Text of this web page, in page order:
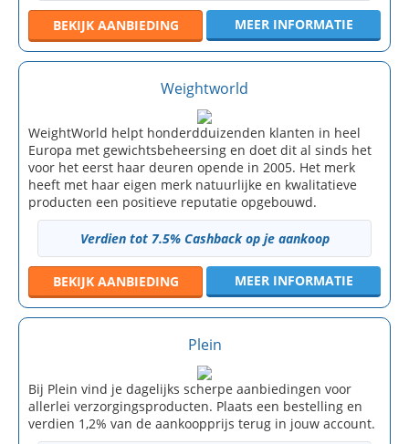
BEKIJK AANBIEDING MEER INFORMATIE
Weightworld
WeightWorld helpt honderdduizenden klanten in heel
Europa met gewichtsbeheersing en doet dit al sinds het
voor het eerst haar deuren opende in 2005. Het merk
heeft met haar eigen merk natuurlijke en kwalitatieve
producten een positieve reputatie opgebouwd.
Verdien tot 7.5% Cashback op je aankoop
BEKIJK AANBIEDING MEER INFORMATIE
Plein
Bij Plein vind je dagelijks scherpe aanbiedingen voor
allerlei verzorgingsproducten. Plaats een bestelling en
verdien 1,2% van de aankoopprijs terug in jouw account.